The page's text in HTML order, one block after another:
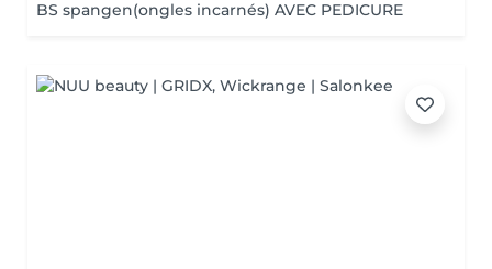
BS spangen(ongles incarnés) AVEC PEDICURE